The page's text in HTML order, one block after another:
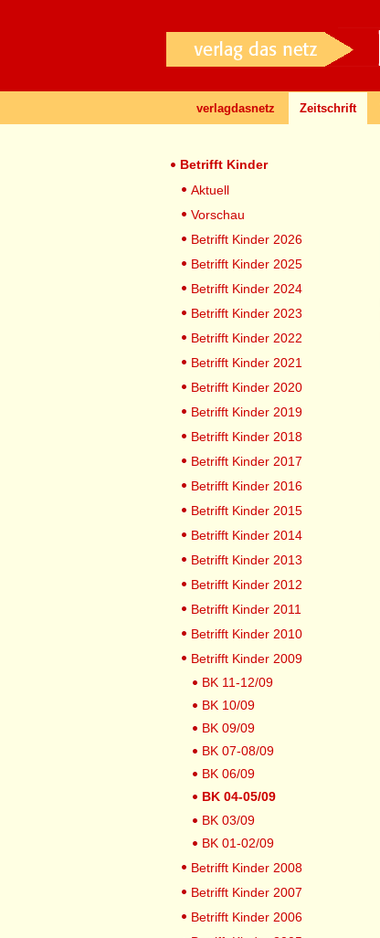
verlagdasnetz Zeitschrift
Betrifft Kinder
Aktuell
Vorschau
Betrifft Kinder 2026
Betrifft Kinder 2025
Betrifft Kinder 2024
Betrifft Kinder 2023
Betrifft Kinder 2022
Betrifft Kinder 2021
Betrifft Kinder 2020
Betrifft Kinder 2019
Betrifft Kinder 2018
Betrifft Kinder 2017
Betrifft Kinder 2016
Betrifft Kinder 2015
Betrifft Kinder 2014
Betrifft Kinder 2013
Betrifft Kinder 2012
Betrifft Kinder 2011
Betrifft Kinder 2010
Betrifft Kinder 2009
BK 11-12/09
BK 10/09
BK 09/09
BK 07-08/09
BK 06/09
BK 04-05/09
BK 03/09
BK 01-02/09
Betrifft Kinder 2008
Betrifft Kinder 2007
Betrifft Kinder 2006